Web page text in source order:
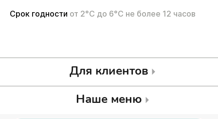
Срок годности от 2°С до 6°С не более 12 часов
Для клиентов
Наше меню